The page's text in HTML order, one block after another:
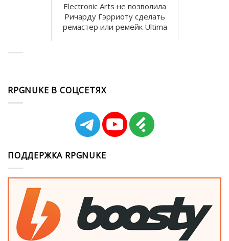
Electronic Arts не позволила
Ричарду Гэрриоту сделать
ремастер или ремейк Ultima
RPGNUKE В СОЦСЕТЯХ
ПОДДЕРЖКА RPGNUKE